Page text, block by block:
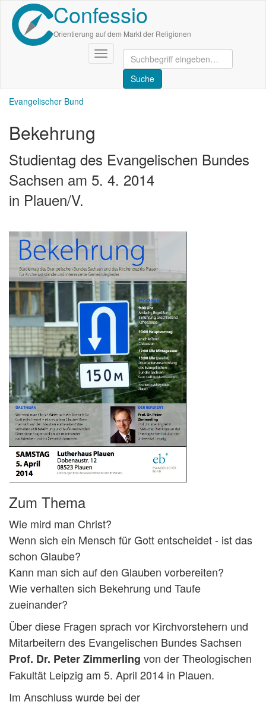
Direkt
zum
Inhalt
Confessio
Orientierung auf dem Markt der Religionen
Navigation
aktivieren/deaktivieren
Evangelischer Bund
Bekehrung
Studientag des Evangelischen Bundes
Sachsen am 5. 4. 2014
in Plauen/V.
Zum Thema
Wie mird man Christ?
Wenn sich ein Mensch für Gott entscheidet - ist das
schon Glaube?
Kann man sich auf den Glauben vorbereiten?
Wie verhalten sich Bekehrung und Taufe
zueinander?
Über diese Fragen sprach vor Kirchvorstehern und
Mitarbeitern des Evangelischen Bundes Sachsen
Prof. Dr. Peter Zimmerling von der Theologischen
Fakultät Leipzig am 5. April 2014 in Plauen.
Im Anschluss wurde bei der